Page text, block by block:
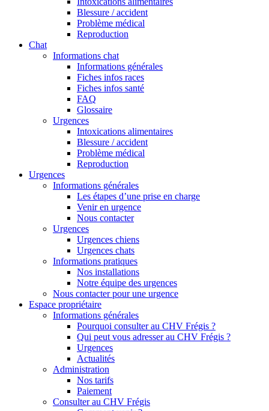
Blessure / accident
Problème médical
Reproduction
Chat
Informations chat
Informations générales
Fiches infos races
Fiches infos santé
FAQ
Glossaire
Urgences
Intoxications alimentaires
Blessure / accident
Problème médical
Reproduction
Urgences
Informations générales
Les étapes d’une prise en charge
Venir en urgence
Nous contacter
Urgences
Urgences chiens
Urgences chats
Informations pratiques
Nos installations
Notre équipe des urgences
Nous contacter pour une urgence
Espace propriétaire
Informations générales
Pourquoi consulter au CHV Frégis ?
Qui peut vous adresser au CHV Frégis ?
Urgences
Actualités
Administration
Nos tarifs
Paiement
Consulter au CHV Frégis